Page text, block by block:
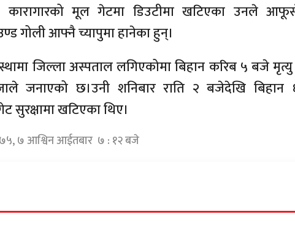
कारागारको मूल गेटमा डिउटीमा खटिएका उनले
गोली आफ्नै च्यापुमा हानेका हुन्।
जिल्ला अस्पताल लगिएकोमा बिहान करिब ५ बजे मृत्यु
जनाएको छ।उनी शनिबार राति २ बजेदेखि
सुरक्षामा खटिएका थिए।
७ आश्विन आईतबार ७ : १२ बजे